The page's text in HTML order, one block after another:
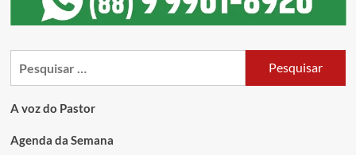
A voz do Pastor
Agenda da Semana